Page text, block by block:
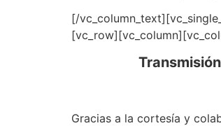
[/
Gracias a la cortesía y